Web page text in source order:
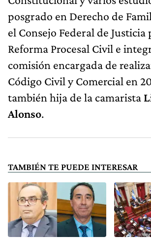
posgrado en Derecho de
el Consejo Federal de Justicia
Reforma Procesal Civil e
comisión encargada de
Código Civil y Comercial en
también hija de la camarista
Alonso.
TAMBIÉN TE PUEDE INTERESAR